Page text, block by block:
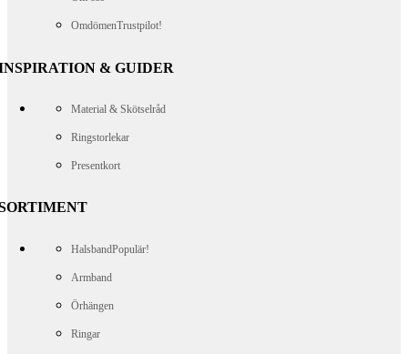
OmdömenTrustpilot!
& GUIDER
Material & Skötselråd
Ringstorlekar
Presentkort
HalsbandPopulär!
Armband
Örhängen
Ringar